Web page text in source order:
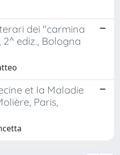
dei "carmina
ediz., Bologna
et la Maladie
Paris,